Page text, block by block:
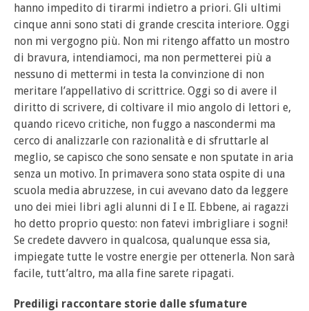
hanno impedito di tirarmi indietro a priori. Gli ultimi
cinque anni sono stati di grande crescita interiore. Oggi
non mi vergogno più. Non mi ritengo affatto un mostro
di bravura, intendiamoci, ma non permetterei più a
nessuno di mettermi in testa la convinzione di non
meritare l’appellativo di scrittrice. Oggi so di avere il
diritto di scrivere, di coltivare il mio angolo di lettori e,
quando ricevo critiche, non fuggo a nascondermi ma
cerco di analizzarle con razionalità e di sfruttarle al
meglio, se capisco che sono sensate e non sputate in aria
senza un motivo. In primavera sono stata ospite di una
scuola media abruzzese, in cui avevano dato da leggere
uno dei miei libri agli alunni di I e II. Ebbene, ai ragazzi
ho detto proprio questo: non fatevi imbrigliare i sogni!
Se credete davvero in qualcosa, qualunque essa sia,
impiegate tutte le vostre energie per ottenerla. Non sarà
facile, tutt’altro, ma alla fine sarete ripagati.
Prediligi raccontare storie dalle sfumature